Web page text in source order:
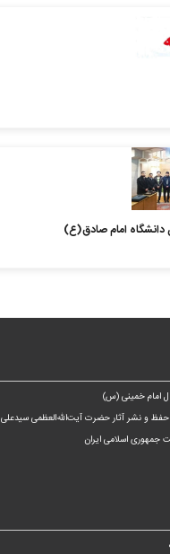
دانشگاه امام صادق(ع)
امام خمینی (س)
حفظ و نشر آثار حضرت آیت‌الله‌العظمی
جمهوری اسلامی ایران